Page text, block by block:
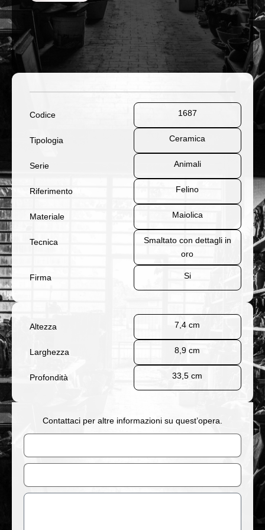
Codice 1687
Tipologia Ceramica
Serie Animali
Riferimento Felino
Materiale Maiolica
Tecnica
Smaltato con dettagli in
oro
Firma Si
Altezza 7,4 cm
Larghezza 8,9 cm
Profondità 33,5 cm
Contattaci per altre informazioni su quest’opera.
Nome
Email
Messaggio